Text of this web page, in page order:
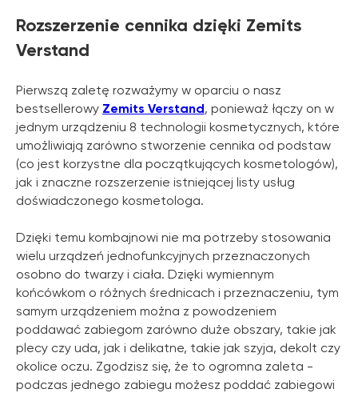
Rozszerzenie cennika dzięki Zemits
Verstand
Pierwszą zaletę rozważymy w oparciu o nasz
bestsellerowy Zemits Verstand, ponieważ łączy on w
jednym urządzeniu 8 technologii kosmetycznych, które
umożliwiają zarówno stworzenie cennika od podstaw
(co jest korzystne dla początkujących kosmetologów),
jak i znaczne rozszerzenie istniejącej listy usług
doświadczonego kosmetologa.
Dzięki temu kombajnowi nie ma potrzeby stosowania
wielu urządzeń jednofunkcyjnych przeznaczonych
osobno do twarzy i ciała. Dzięki wymiennym
końcówkom o różnych średnicach i przeznaczeniu, tym
samym urządzeniem można z powodzeniem
poddawać zabiegom zarówno duże obszary, takie jak
plecy czy uda, jak i delikatne, takie jak szyja, dekolt czy
okolice oczu. Zgodzisz się, że to ogromna zaleta -
podczas jednego zabiegu możesz poddać zabiegowi